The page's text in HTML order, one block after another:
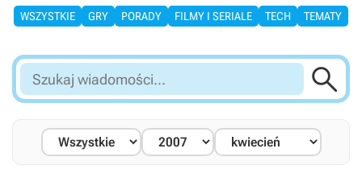
WSZYSTKIE GRY PORADY FILMY I SERIALE TECH TEMATY
Szukaj
wiadomości...
